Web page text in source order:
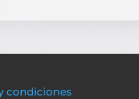
condiciones